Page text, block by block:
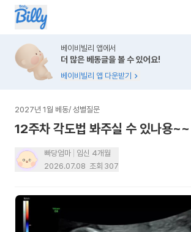
베이비빌리 앱에서
더 많은 베동글을 볼 수 있어요!
베이비빌리 앱 다운받기
2027년 1월 베동/ 성별질문
12주차 각도법 봐주실 수 있나용~~
빠당엄마
임신 4개월
2026.07.08 조회 307